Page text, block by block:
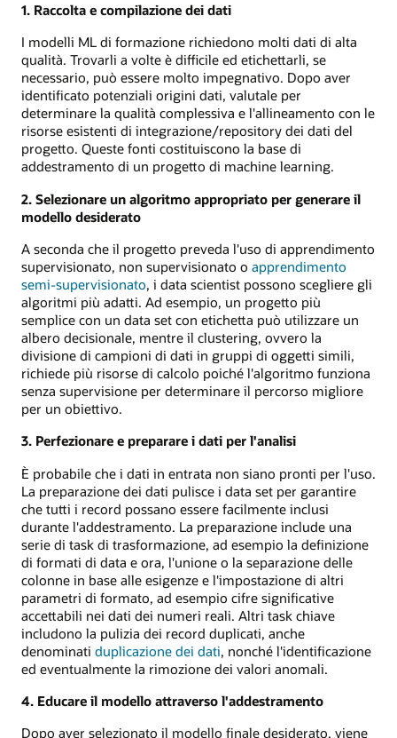
1. Raccolta e compilazione dei dati
I modelli ML di formazione richiedono molti dati di alta
qualità. Trovarli a volte è difficile ed etichettarli, se
necessario, può essere molto impegnativo. Dopo aver
identificato potenziali origini dati, valutale per
determinare la qualità complessiva e l'allineamento con le
risorse esistenti di integrazione/repository dei dati del
progetto. Queste fonti costituiscono la base di
addestramento di un progetto di machine learning.
2. Selezionare un algoritmo appropriato per generare il
modello desiderato
A seconda che il progetto preveda l'uso di apprendimento
supervisionato, non supervisionato o apprendimento
semi-supervisionato, i data scientist possono scegliere gli
algoritmi più adatti. Ad esempio, un progetto più
semplice con un data set con etichetta può utilizzare un
albero decisionale, mentre il clustering, ovvero la
divisione di campioni di dati in gruppi di oggetti simili,
richiede più risorse di calcolo poiché l'algoritmo funziona
senza supervisione per determinare il percorso migliore
per un obiettivo.
3. Perfezionare e preparare i dati per l'analisi
È probabile che i dati in entrata non siano pronti per l'uso.
La preparazione dei dati pulisce i data set per garantire
che tutti i record possano essere facilmente inclusi
durante l'addestramento. La preparazione include una
serie di task di trasformazione, ad esempio la definizione
di formati di data e ora, l'unione o la separazione delle
colonne in base alle esigenze e l'impostazione di altri
parametri di formato, ad esempio cifre significative
accettabili nei dati dei numeri reali. Altri task chiave
includono la pulizia dei record duplicati, anche
denominati duplicazione dei dati, nonché l'identificazione
ed eventualmente la rimozione dei valori anomali.
4. Educare il modello attraverso l'addestramento
Dopo aver selezionato il modello finale desiderato, viene